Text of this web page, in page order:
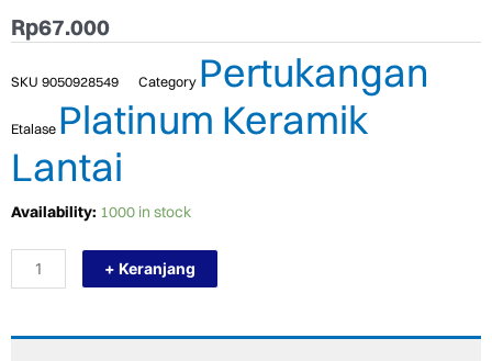
Rp67.000
SKU 9050928549 Category Pertukangan
Etalase Platinum Keramik
Lantai
Availability: 1000 in stock
TERMURAH
KERAMIK
40/40
ALEXIS
+ Keranjang